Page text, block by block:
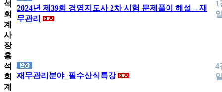
석
회
계
사
2024년 제39회 경영지도사 2차 시험 문제풀이 해설 – 재
무관리
1
장
홍
석
회
계
재무관리분야_필수산식특강
4